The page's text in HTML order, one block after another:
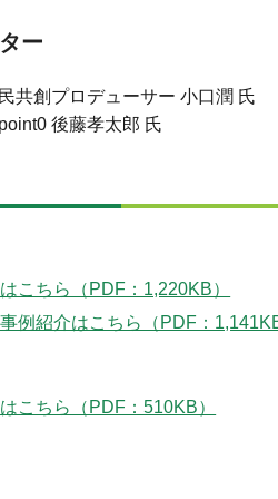
ー
共創プロデューサー 小口潤 氏
後藤孝太郎 氏
こちら（PDF：1,220KB）
例紹介はこちら（PDF：
こちら（PDF：510KB）